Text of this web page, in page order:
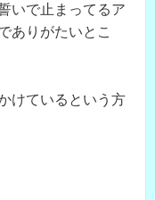
いで止まってるア
ありがたいとこ
けているという方